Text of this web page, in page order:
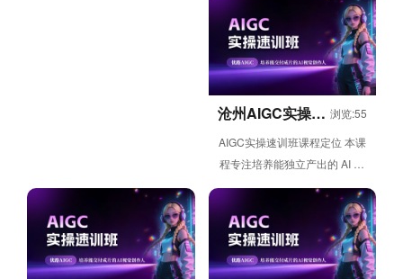
习模式，帮助学员从AI入门逐...
沧州AIGC实操速 浏览:55
AIGC实操速训班课程定位 本课
程专注培养能独立产出的 AI 短
视频创作人才，依托 6 周线上
灵活学习模式，帮助学员从...